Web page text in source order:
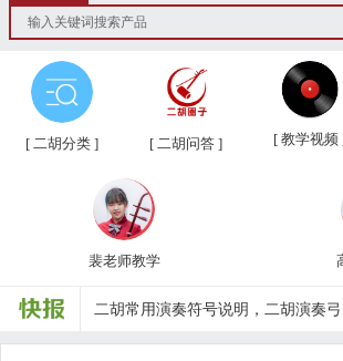
[ 二胡分类 ] [ 二胡问答 ] [ 教学视频
裴老师教学
第三届“汉韵杯”中老年业余二胡友...